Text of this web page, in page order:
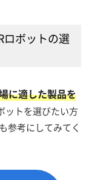
ロボットの選
に適した製品を
ットを選びたい方
参考にしてみてく